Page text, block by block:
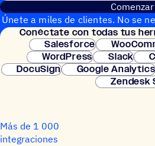
Comenzar
Únete a miles de clientes. No se
Configuración
Conéc­tate con todas tus
Salesforce
WordPress
Slack
DocuSign
Google Analytics
Zendesk
Más de 1 000
integraciones